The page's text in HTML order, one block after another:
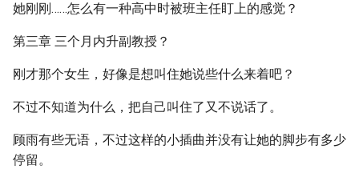
她刚刚……怎么有一种高中时被班主任盯上的感觉？
第三章 三个月内升副教授？
刚才那个女生，好像是想叫住她说些什么来着吧？
不过不知道为什么，把自己叫住了又不说话了。
顾雨有些无语，不过这样的小插曲并没有让她的脚步有多少
停留。